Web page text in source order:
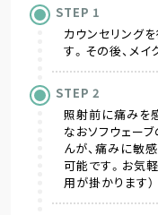
STEP
カウンセリング
す。その後、メイ
STEP
照射前に痛みを
なおソフウェー
んが、痛みに敏
可能です。お気
用が掛かります）